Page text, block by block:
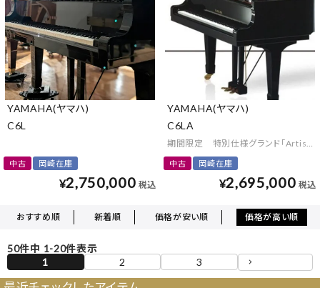
YAMAHA(ヤマハ)
C6L
中古 岡崎在庫
¥2,750,000 税込
YAMAHA(ヤマハ)
C6LA
期間限定 特別仕様グランド「Artistic
中古 岡崎在庫
¥2,695,000 税込
おすすめ順 新着順 価格が安い順 価格が高い順
50件中 1-20件表示
1
2 3